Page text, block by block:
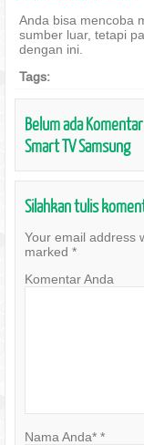
Anda bisa mencoba
sumber luar, tetapi
dengan ini.
Tags:
Belum ada
Smart TV Samsung
Silahkan tulis
Your email address
marked *
Komentar Anda
Nama Anda* *